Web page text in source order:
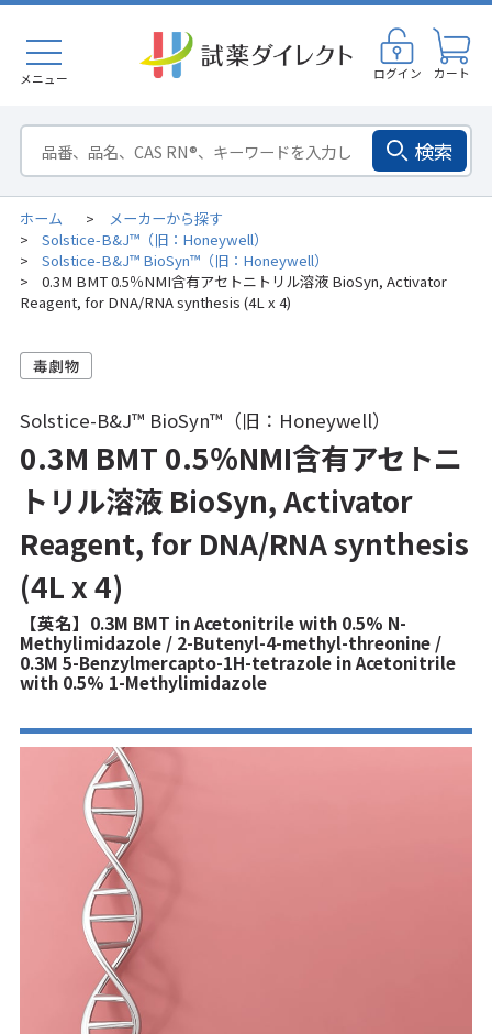
メニュー ログイン カート
検索
ホーム > メーカーから探す
> Solstice-B&J™（旧：Honeywell）
> Solstice-B&J™ BioSyn™（旧：Honeywell）
>
0.3M BMT 0.5％NMI含有アセトニトリル溶液 BioSyn, Activator
Reagent, for DNA/RNA synthesis (4L x 4)
Solstice-B&J™ BioSyn™（旧：Honeywell）
0.3M BMT 0.5％NMI含有アセトニ
トリル溶液 BioSyn, Activator
Reagent, for DNA/RNA synthesis
(4L x 4)
【英名】0.3M BMT in Acetonitrile with 0.5% N-
Methylimidazole / 2-Butenyl-4-methyl-threonine /
0.3M 5-Benzylmercapto-1H-tetrazole in Acetonitrile
with 0.5% 1-Methylimidazole